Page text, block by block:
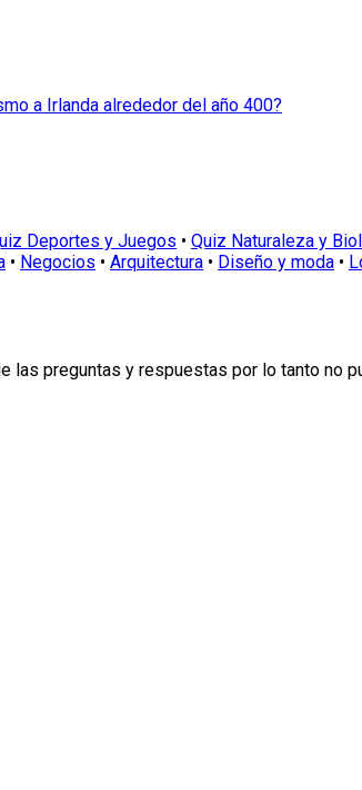
a Irlanda alrededor del año 400?
Deportes y Juegos • Quiz Naturaleza y
• Negocios • Arquitectura • Diseño y moda •
preguntas y respuestas por lo tanto no